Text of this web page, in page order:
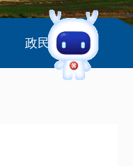
政民互动